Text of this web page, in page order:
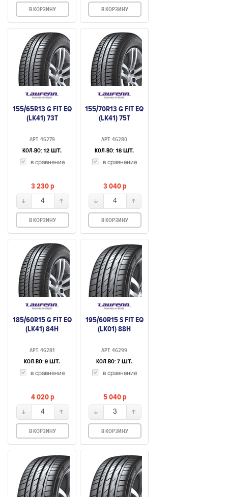
В КОРЗИНУ В КОРЗИНУ
155/65R13 G FIT EQ
(LK41) 73T
АРТ. 46279
КОЛ-ВО: 12 ШТ.
в сравнение
3 230p
4
В КОРЗИНУ
155/70R13 G FIT EQ
(LK41) 75T
АРТ. 46280
КОЛ-ВО: 18 ШТ.
в сравнение
3 040p
4
В КОРЗИНУ
185/60R15 G FIT EQ
(LK41) 84H
АРТ. 46281
КОЛ-ВО: 9 ШТ.
в сравнение
4 020p
4
В КОРЗИНУ
195/60R15 S FIT EQ
(LK01) 88H
АРТ. 46299
КОЛ-ВО: 7 ШТ.
в сравнение
5 040p
3
В КОРЗИНУ